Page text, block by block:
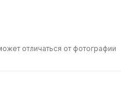
отличаться от фотографии